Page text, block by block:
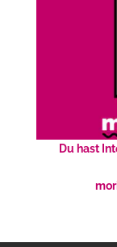
Du hast